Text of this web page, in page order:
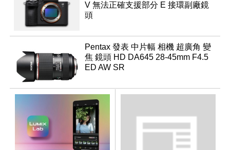
V 無法正確支援部分 E 接環副廠鏡
頭
Pentax 發表 中片幅 相機 超廣角 變
焦 鏡頭 HD DA645 28-45mm F4.5
ED AW SR